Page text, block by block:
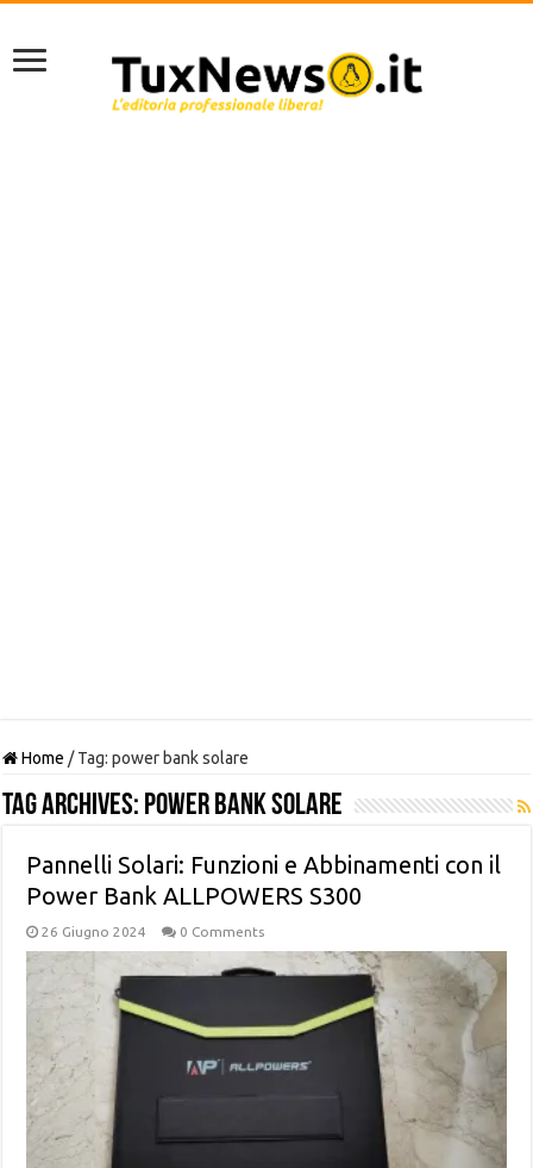
Home / Tag:power bank solare
Tag Archives: power bank solare
Pannelli Solari: Funzioni e Abbinamenti con il
Power Bank ALLPOWERS S300
26 Giugno 2024 0 Comments